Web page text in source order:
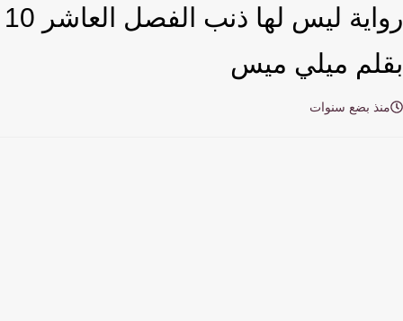
رواية ليس لها ذنب الفصل العاشر 10
ميلي ميس
بضع سنوات